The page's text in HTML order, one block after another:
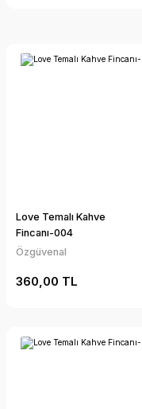
Love Temalı Kahve
Fincanı-004
Özgüvenal
360,00 TL